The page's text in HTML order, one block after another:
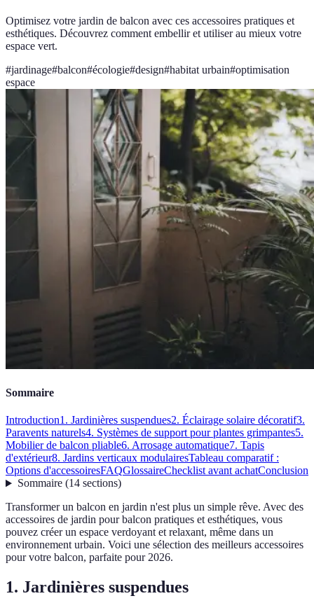
Optimisez votre jardin de balcon avec ces accessoires pratiques et
esthétiques. Découvrez comment embellir et utiliser au mieux votre
espace vert.
#jardinage#balcon#écologie#design#habitat urbain#optimisation
espace
Sommaire
Introduction1. Jardinières suspendues2. Éclairage solaire décoratif3.
Paravents naturels4. Systèmes de support pour plantes grimpantes5.
Mobilier de balcon pliable6. Arrosage automatique7. Tapis
d'extérieur8. Jardins verticaux modulairesTableau comparatif :
Options d'accessoiresFAQGlossaireChecklist avant achatConclusion
Sommaire(14 sections)
Transformer un balcon en jardin n'est plus un simple rêve. Avec des
accessoires de jardin pour balcon pratiques et esthétiques, vous
pouvez créer un espace verdoyant et relaxant, même dans un
environnement urbain. Voici une sélection des meilleurs accessoires
pour votre balcon, parfaite pour 2026.
1. Jardinières suspendues